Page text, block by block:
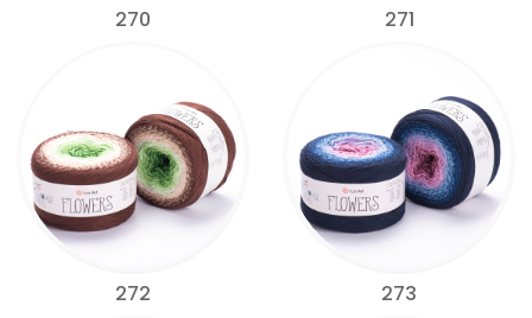
270 271
272 273